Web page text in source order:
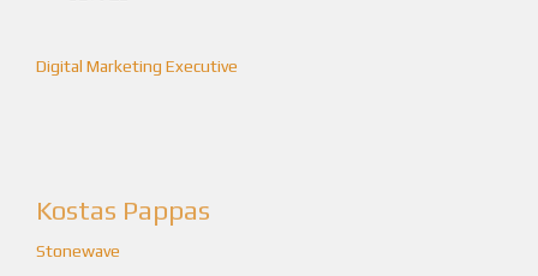
Digital Marketing Executive
Kostas Pappas
Stonewave